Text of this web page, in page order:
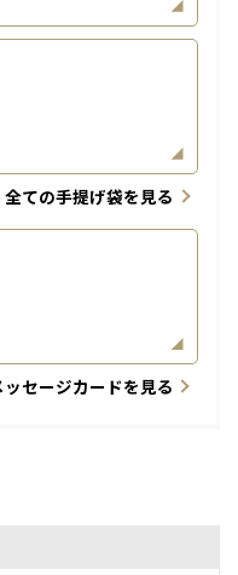
全ての手提げ袋を見る
ッセージカードを見る